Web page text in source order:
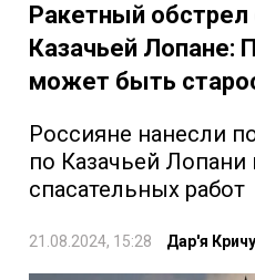
Ракетный обстрел
Казачьей Лопане:
может быть
Россияне нанесли
по Казачьей Лопани
спасательных работ
21.08.2024, 15:28 Дар'я